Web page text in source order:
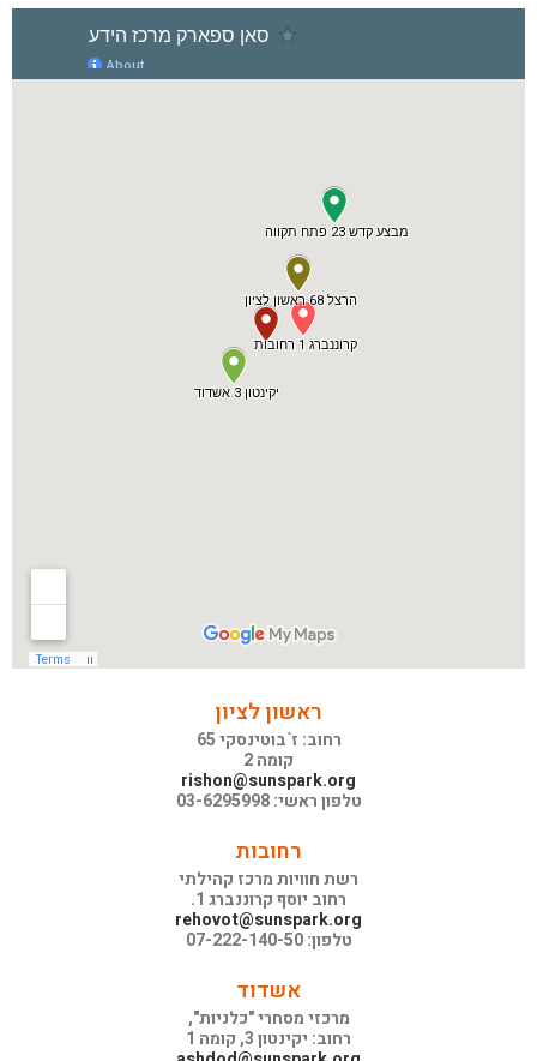
ראשון לציון
רחוב: ז`בוטינסקי 65
קומה 2
rishon@sunspark.org
טלפון ראשי: 03-6295998
רחובות
רשת חוויות מרכז קהילתי
רחוב יוסף קרוננברג 1.
rehovot@sunspark.org
טלפון: 07-222-140-50
אשדוד
מרכזי מסחרי "כלניות",
רחוב: יקינטון 3, קומה 1